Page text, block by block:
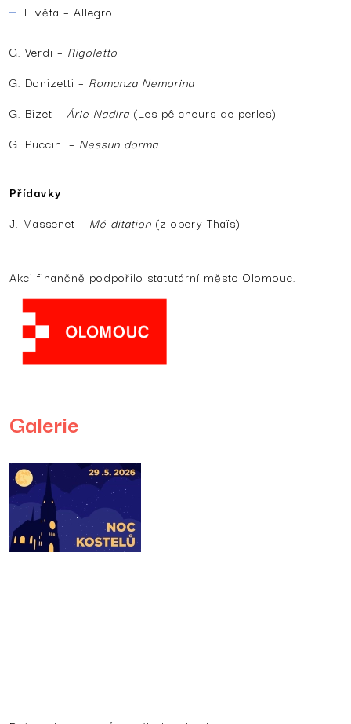
I. věta – Allegro
G. Verdi – Rigoletto
G. Donizetti – Romanza Nemorina
G. Bizet – Árie Nadira (Les pê cheurs de perles)
G. Puccini – Nessun dorma
Přídavky
J. Massenet – Mé ditation (z opery Thaïs)
Akci finančně podpořilo statutární město Olomouc.
Galerie